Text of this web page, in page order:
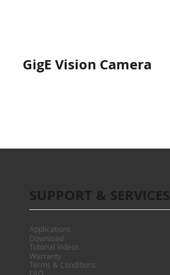
GigE Vision Camera
Applications
Download
Tutorial Videos
Warranty
Terms & Conditions
SUPPORT & SERVICES